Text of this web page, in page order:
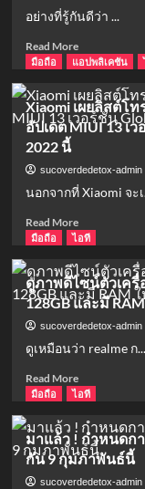
อย่างที่รู้กันดีว่า ...
Read MoreRead
more
Netflix
อัปเดต
เพิ่ม
รองรับ
HDR
แล้ว
Google
5a
,
Google
Pixel
และ
Pixel
Pro
แล้ว
มือถือ แอปพลิเคชัน
Xiaomi เผยลิสต์โ
อัปเดต MIUI 13 เ
2022 นี้
sucoverdedetox-admin
นอกจากที่ Xiaomi จะเ
Read MoreRead
more
Xiaomi
เผ
ยลิสต์
โทรศัพท์
มือ
18
รุ่น
เตรียม
จะ
ได้
รับ
มือถือ ไอที
ดูภาพดีไซน์ตัวเครื่
128GB และมี
sucoverdedetox-admin
ดูเหมือนว่า realme ก...
Read MoreRead
more
ดู
ภาพ
ดีไซน์
ตัว
มือถือ ไอที
มาแล้ว ! กำหนดกา
กัน 9 กุมภาพันธ์นี้
sucoverdedetox-admin